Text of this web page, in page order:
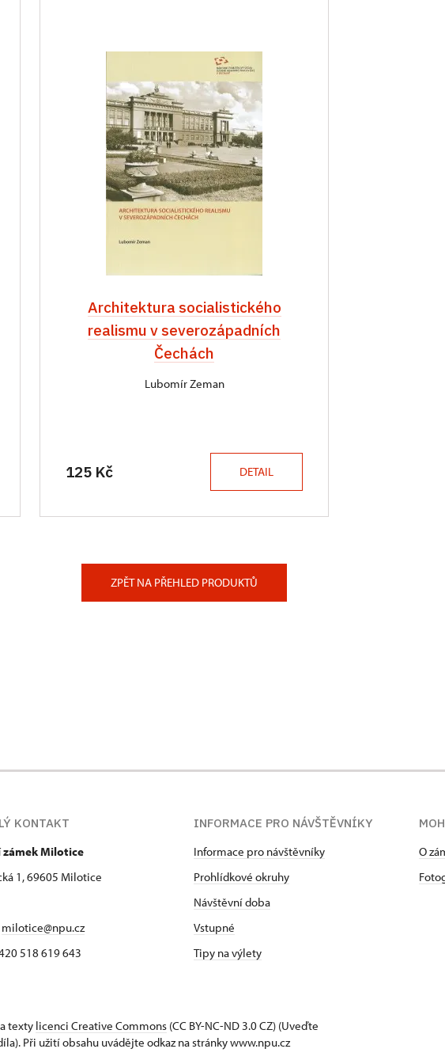
Architektura socialistického
realismu v severozápadních
Čechách
Lubomír Zeman
125 Kč DETAIL
ZPĚT NA PŘEHLED PRODUKTŮ
KONTAKT
Milotice
1, 69605 Milotice
milotice@npu.cz
518 619 643
INFORMACE PRO NÁVŠTĚVNÍKY
Informace pro návštěvníky
Prohlídkové okruhy
Návštěvní doba
Vstupné
Tipy na výlety
O
texty licenci Creative Commons (CC BY-NC-ND 3.0 CZ) (Uveďte
Při užití obsahu uvádějte odkaz na stránky www.npu.cz